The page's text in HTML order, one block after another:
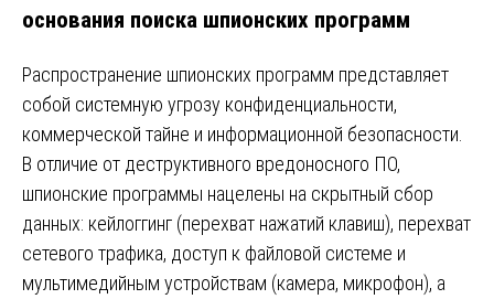
основания поиска шпионских программ
Распространение шпионских программ представляет
собой системную угрозу конфиденциальности,
коммерческой тайне и информационной безопасности.
В отличие от деструктивного вредоносного ПО,
шпионские программы нацелены на скрытный сбор
данных: кейлоггинг (перехват нажатий клавиш), перехват
сетевого трафика, доступ к файловой системе и
мультимедийным устройствам (камера, микрофон), а